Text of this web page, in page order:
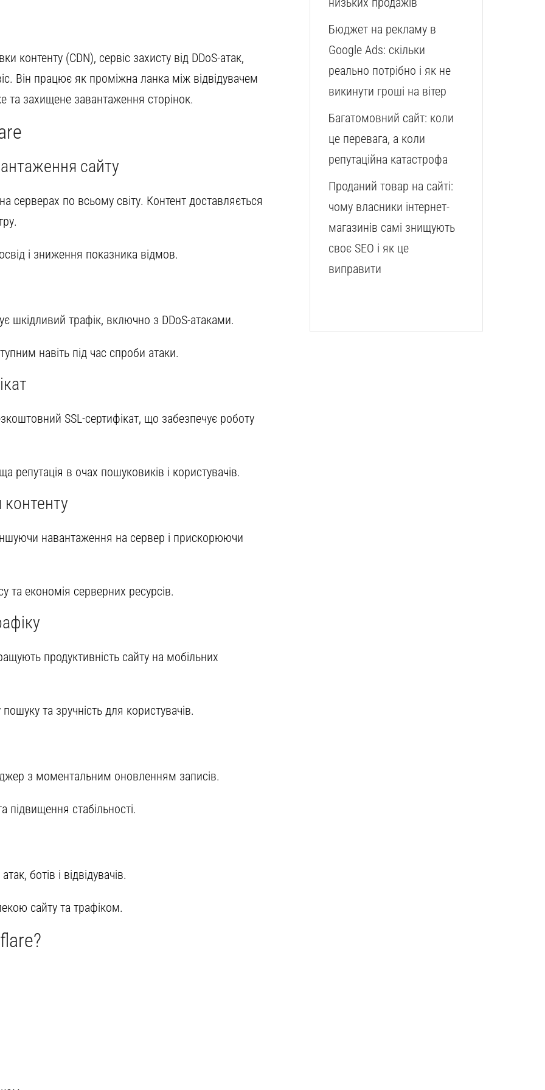
контенту (CDN), сервіс захисту від DDoS-атак,
Він працює як проміжна ланка між відвідувачем
та захищене завантаження сторінок.
сайту
серверах по всьому світу. Контент доставляється
і зниження показника відмов.
шкідливий трафік, включно з DDoS-атаками.
навіть під час спроби атаки.
SSL-сертифікат, що забезпечує роботу
репутація в очах пошуковиків і користувачів.
навантаження на сервер і прискорюючи
економія серверних ресурсів.
продуктивність сайту на мобільних
та зручність для користувачів.
з моментальним оновленням записів.
стабільності.
ботів і відвідувачів.
сайту та трафіком.
Бюджет на рекламу в
Google Ads: скільки
реально потрібно і як не
викинути гроші на вітер
Багатомовний сайт: коли
це перевага, а коли
репутаційна катастрофа
Проданий товар на сайті:
чому власники інтернет-
магазинів самі знищують
своє SEO і як це
виправити